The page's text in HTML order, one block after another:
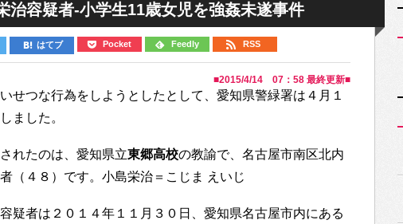
治容疑者-小学生11歳女児を強姦未遂事件
はてブ Pocket Feedly RSS
■2015/4/14 07：58 最終更新■
せつな行為をしようとしたとして、愛知県警緑署は４月１
ました。
れたのは、愛知県立東郷高校の教諭で、名古屋市南区北内
（４８）です。小島栄治＝こじま えいじ
疑者は２０１４年１１月３０日、愛知県名古屋市内にある